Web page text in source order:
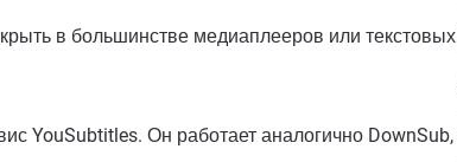
в большинстве медиаплееров или текстовых
YouSubtitles. Он работает аналогично DownSub,